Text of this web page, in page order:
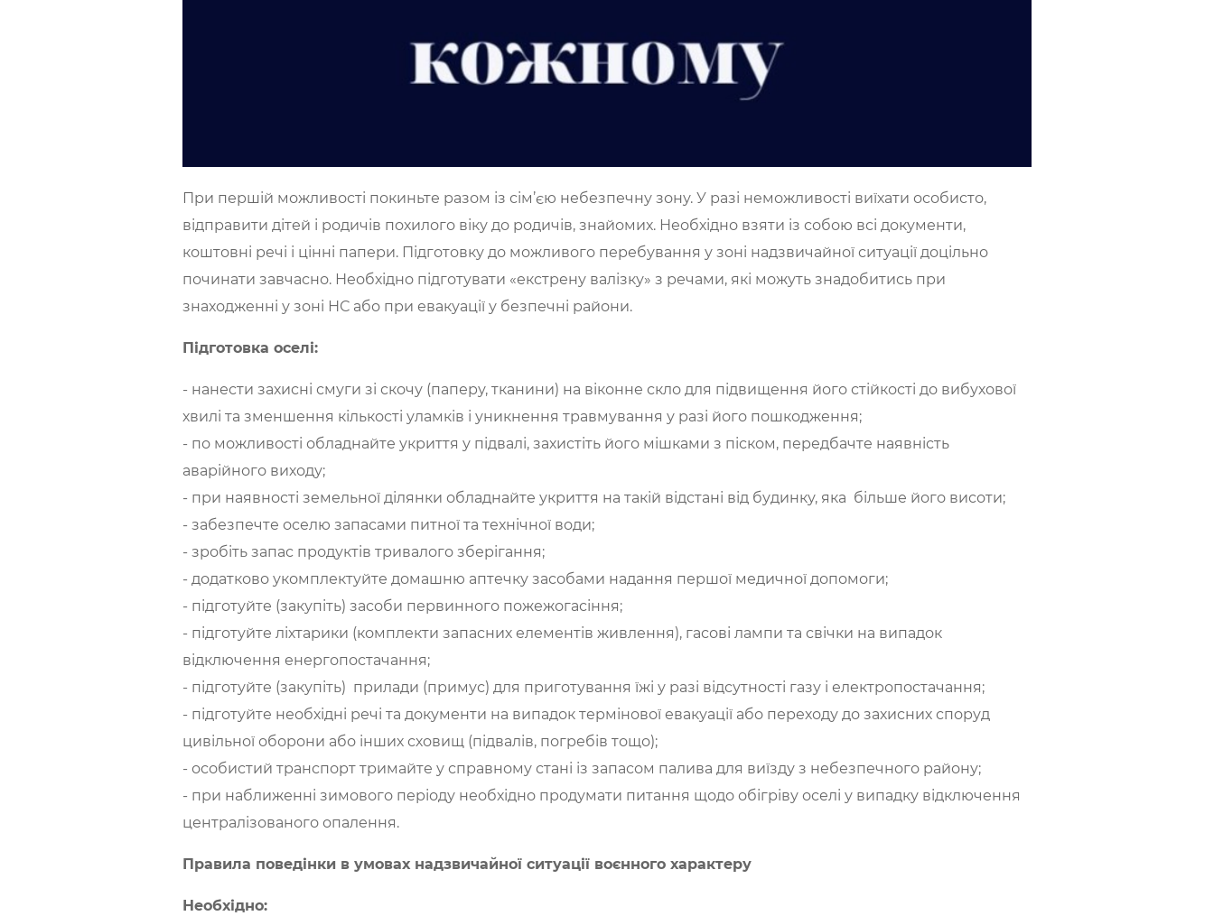
При першій можливості покиньте разом із сім’єю небезпечну зону. У разі неможливості виїхати особисто,
відправити дітей і родичів похилого віку до родичів, знайомих. Необхідно взяти із собою всі документи,
коштовні речі і цінні папери. Підготовку до можливого перебування у зоні надзвичайної ситуації доцільно
починати завчасно. Необхідно підготувати «екстрену валізку» з речами, які можуть знадобитись при
знаходженні у зоні НС або при евакуації у безпечні райони.
Підготовка оселі:
- нанести захисні смуги зі скочу (паперу, тканини) на віконне скло для підвищення його стійкості до вибухової
хвилі та зменшення кількості уламків і уникнення травмування у разі його пошкодження;
- по можливості обладнайте укриття у підвалі, захистіть його мішками з піском, передбачте наявність
аварійного виходу;
- при наявності земельної ділянки обладнайте укриття на такій відстані від будинку, яка більше його висоти;
- забезпечте оселю запасами питної та технічної води;
- зробіть запас продуктів тривалого зберігання;
- додатково укомплектуйте домашню аптечку засобами надання першої медичної допомоги;
- підготуйте (закупіть) засоби первинного пожежогасіння;
- підготуйте ліхтарики (комплекти запасних елементів живлення), гасові лампи та свічки на випадок
відключення енергопостачання;
- підготуйте (закупіть) прилади (примус) для приготування їжі у разі відсутності газу і електропостачання;
- підготуйте необхідні речі та документи на випадок термінової евакуації або переходу до захисних споруд
цивільної оборони або інших сховищ (підвалів, погребів тощо);
- особистий транспорт тримайте у справному стані із запасом палива для виїзду з небезпечного району;
- при наближенні зимового періоду необхідно продумати питання щодо обігріву оселі у випадку відключення
централізованого опалення.
Правила поведінки в умовах надзвичайної ситуації воєнного характеру
Необхідно: